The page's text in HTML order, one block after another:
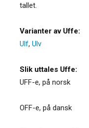
tallet.
Varianter av Uffe:
Ulf, Ulv
Slik uttales Uffe:
UFF-e, på norsk
OFF-e, på dansk